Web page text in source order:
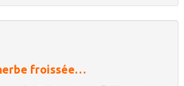
froissée…